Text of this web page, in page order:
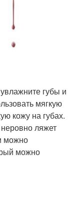
губы и
мягкую
кожу на губах.
ляжет
можно
можно